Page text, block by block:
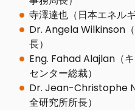
寺澤達也（日本エネル
Dr. Angela Wilkinson
長）
Eng. Fahad Alajlan（
センター総裁）
Dr. Jean-Christophe
全研究所所長）